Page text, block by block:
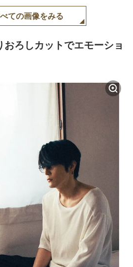
ての画像をみる
ろしカットでエモーショ